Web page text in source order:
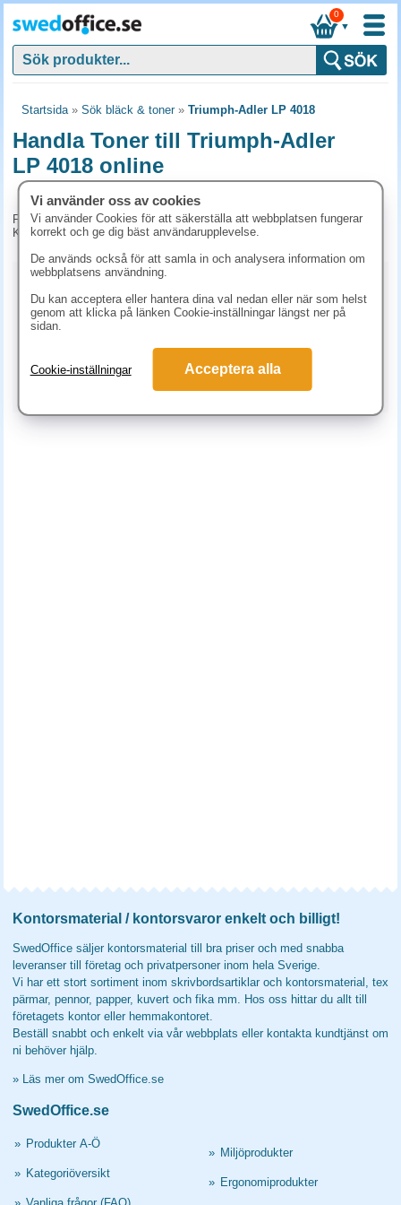
▼
0
Startsida» Sök bläck & toner» Triumph-Adler LP 4018
Handla Toner till Triumph-Adler
LP 4018 online
För tillfället har vi inga produkter kopplade till denna maskin.
Kontakta kundtjänst på tel. 08-24 50 55 för mer information.
Vitt papper Färgat papper Premiumpapper
Laserark och BG-talonger
Kontorsmaterial / kontorsvaror enkelt och billigt!
SwedOffice säljer kontorsmaterial till bra priser och med snabba
leveranser till företag och privatpersoner inom hela Sverige.
Vi har ett stort sortiment inom skrivbordsartiklar och kontorsmaterial, tex
pärmar, pennor, papper, kuvert och fika mm. Hos oss hittar du allt till
företagets kontor eller hemmakontoret.
Beställ snabbt och enkelt via vår webbplats eller kontakta kundtjänst om
ni behöver hjälp.
» Läs mer om SwedOffice.se
SwedOffice.se
» Produkter A-Ö
» Kategoriöversikt
» Miljöprodukter
» Ergonomiprodukter
Vi använder oss av cookies
Vi använder Cookies för att säkerställa att webbplatsen fungerar
korrekt och ge dig bäst användarupplevelse.
De används också för att samla in och analysera information om
webbplatsens användning.
Du kan acceptera eller hantera dina val nedan eller när som helst
genom att klicka på länken Cookie-inställningar längst ner på
sidan.
Cookie-inställningar Acceptera alla